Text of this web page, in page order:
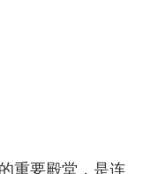
重要殿堂，是连